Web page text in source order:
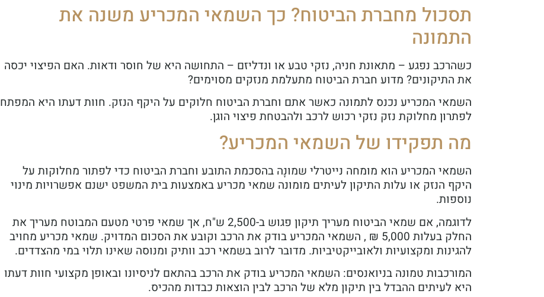
תסכול מחברת הביטוח? כך השמאי המכריע משנה את
התמונה
כשהרכב נפגע – מתאונת חניה, נזקי טבע או ונדליזם – התחושה היא של חוסר ודאות. האם הפיצוי יכסה
את התיקונים? מדוע חברת הביטוח מתעלמת מנזקים מסוימים?
השמאי המכריע נכנס לתמונה כאשר אתם וחברת הביטוח חלוקים על היקף הנזק. חוות דעתו היא המפתח
לפתרון מחלוקת נזק נזקי רכוש לרכב ולהבטחת פיצוי הוגן.
מה תפקידו של השמאי המכריע?
השמאי המכריע הוא מומחה נייטרלי שמונָה בהסכמת התובע וחברת הביטוח כדי לפתור מחלוקות על
היקף הנזק או עלות התיקון לעיתים מומונה שמאי מכריע באמצעות בית המשפט ישנם אפשרויות מינוי
נוספות.
לדוגמה, אם שמאי הביטוח מעריך תיקון פגוש ב-2,500 ש"ח, אך שמאי פרטי מטעם המבוטח מעריך את
החלק בעלות 5,000 ₪ , השמאי המכריע בודק את הרכב וקובע את הסכום המדויק. שמאי מכריע מחויב
להגינות ומקצועיות ולאובייקטיביות. מדובר לרוב בשמאי רכב וותיק ומנוסה שאינו תלוי במי מהצדדים.
המורכבות טמונה בניואנסים: השמאי המכריע בודק את הרכב בהתאם לניסיונו ובאופן מקצועי חוות דעתו
היא לעיתים ההבדל בין תיקון מלא של הרכב לבין הוצאות כבדות מהכיס.